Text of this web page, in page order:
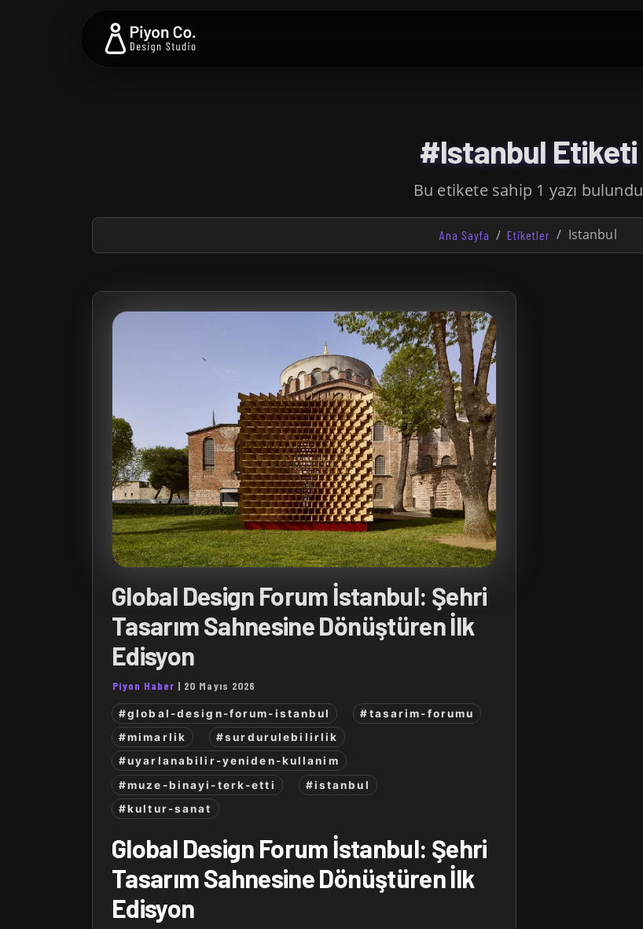
#Istanbul Etiketi
Bu etikete sahip 1 yazı bulundu
Ana Sayfa Etiketler Istanbul
Global Design Forum İstanbul: Şehri
Tasarım Sahnesine Dönüştüren İlk
Edisyon
Piyon Haber | 20 Mayıs 2026
#global-design-forum-istanbul
#tasarim-forumu
#mimarlik
#surdurulebilirlik
#uyarlanabilir-yeniden-kullanim
#muze-binayi-terk-etti
#istanbul
#kultur-sanat
Global Design Forum İstanbul: Şehri
Tasarım Sahnesine Dönüştüren İlk
Edisyon